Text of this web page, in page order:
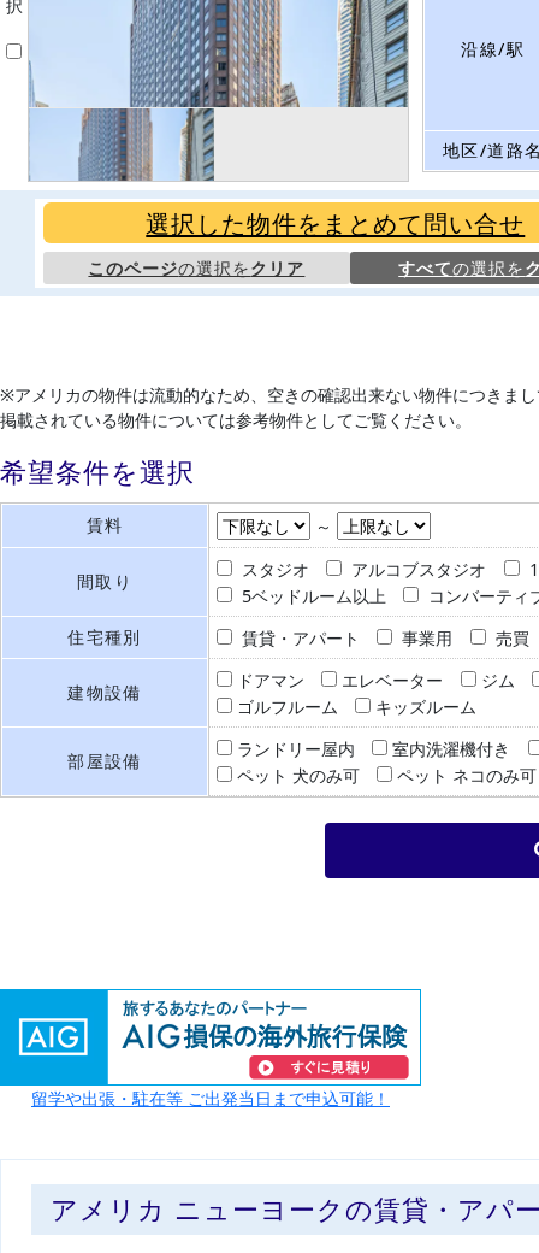
択
沿線/駅
地区/道路
選択した物件をまとめて問い合せ
このページの選択をクリア すべての選択を
※アメリカの物件は流動的なため、空きの確認出来ない物件につきま
掲載されている物件については参考物件としてご覧ください。
希望条件を選択
賃料 ～
間取り
スタジオ アルコブスタジオ
5ベッドルーム以上
コンバーティ
住宅種別
賃貸・アパート 事業用 売買
建物設備
ドアマン エレベーター
ジム
ゴルフルーム
キッズルーム
部屋設備
ランドリー屋内
室内洗濯機付き
ペット 犬のみ可
ペット ネコのみ可
留学や出張・駐在等 ご出発当日まで申込可能！
アメリカ ニューヨークの賃貸・アパ